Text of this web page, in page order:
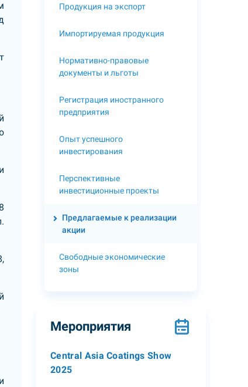
Продукция на экспорт
Импортируемая продукция
Нормативно-правовые
документы и льготы
Регистрация иностранного
предприятия
Опыт успешного
инвестирования
Перспективные
инвестиционные проекты
Предлагаемые к реализации
акции
Свободные экономические
зоны
Мероприятия
Central Asia Coatings Show
2025